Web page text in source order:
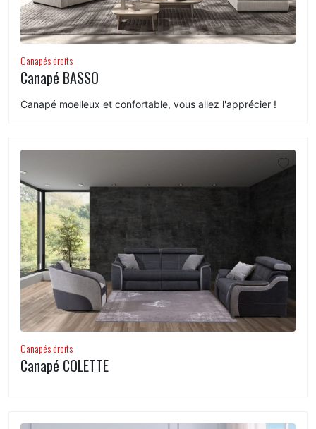
Canapés droits
Canapé BASSO
Canapé moelleux et confortable, vous allez l'apprécier !
Canapés droits
Canapé COLETTE